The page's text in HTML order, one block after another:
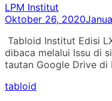
LPM Institut
Oktober 26, 2020
Tabloid Institut Edisi
dibaca melalui Issu di
tautan Google Drive di
tabloid